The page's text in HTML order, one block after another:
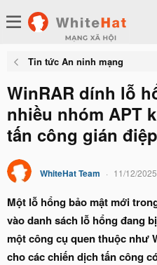
Tin tức An ninh mạng
WinRAR dính lỗ
nhiều nhóm APT
tấn công gián điệp
WhiteHat Team 11/12/2025
Một lỗ hổng bảo mật mới
vào danh sách lỗ hổng đang
một công cụ quen thuộc như
cho các chiến dịch tấn công